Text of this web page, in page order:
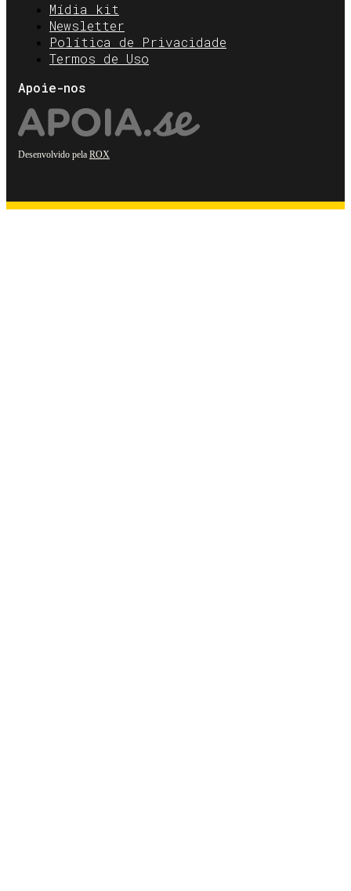
Mídia kit
Newsletter
Política de Privacidade
Termos de Uso
Apoie-nos
Desenvolvido pela ROX